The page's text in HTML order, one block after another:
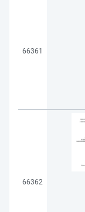
66361
66362